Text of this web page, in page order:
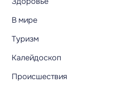
В мире
Туризм
Калейдоскоп
Происшествия